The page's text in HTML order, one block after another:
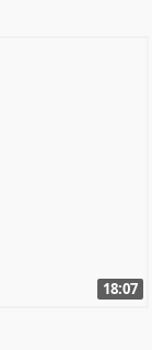
18:07